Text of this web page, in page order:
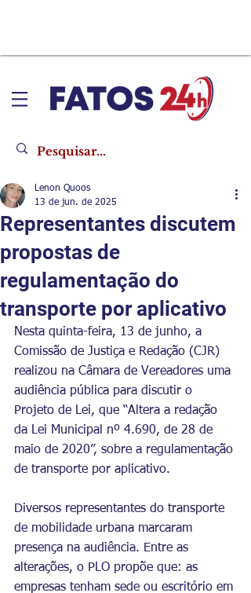
Representantes discutem
propostas de
regulamentação do
transporte por aplicativo
Lenon Quoos
13 de jun. de 2025
Nesta quinta-feira, 13 de junho, a
Comissão de Justiça e Redação (CJR)
realizou na Câmara de Vereadores uma
audiência pública para discutir o
Projeto de Lei, que “Altera a redação
da Lei Municipal nº 4.690, de 28 de
maio de 2020”, sobre a regulamentação
de transporte por aplicativo.
Diversos representantes do transporte
de mobilidade urbana marcaram
presença na audiência. Entre as
alterações, o PLO propõe que: as
empresas tenham sede ou escritório em